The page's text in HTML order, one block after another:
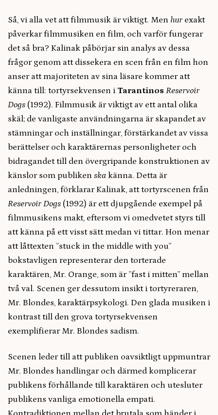
Så, vi alla vet att filmmusik är viktigt. Men hur exakt
påverkar filmmusiken en film, och varför fungerar
det så bra? Kalinak påbörjar sin analys av dessa
frågor genom att dissekera en scen från en film hon
anser att majoriteten av sina läsare kommer att
känna till: tortyrsekvensen i Tarantinos Reservoir
Dogs (1992). Filmmusik är viktigt av ett antal olika
skäl; de vanligaste användningarna är skapandet av
stämningar och inställningar, förstärkandet av vissa
berättelser och karaktärernas personligheter och
bidragandet till den övergripande konstruktionen av
känslor som publiken ska känna. Detta är
anledningen, förklarar Kalinak, att tortyrscenen från
Reservoir Dogs (1992) är ett djupgående exempel på
filmmusikens makt, eftersom vi omedvetet styrs till
att känna på ett visst sätt medan vi tittar. Hon menar
att låttexten ”stuck in the middle with you”
bokstavligen representerar den torterade
karaktären, Mr. Orange, som är ”fast i mitten” mellan
två val. Scenen ger dessutom insikt i tortyreraren,
Mr. Blondes, karaktärpsykologi. Den glada musiken i
kontrast till den grova tortyrsekvensen
exemplifierar Mr. Blondes sadism.
Scenen leder till att publiken oavsiktligt uppmuntrar
Mr. Blondes handlingar och därmed komplicerar
publikens förhållande till karaktären och utesluter
publikens vanliga emotionella empati.